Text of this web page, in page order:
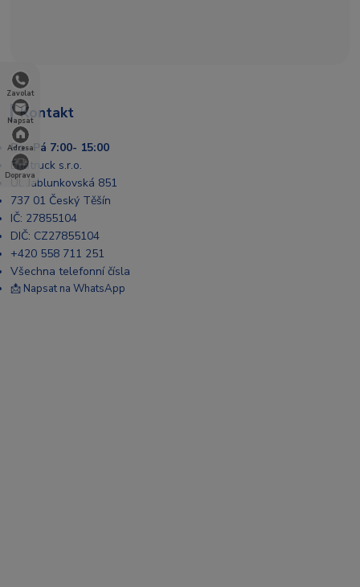
Zavolat
Napsat
Adresa
Doprava
Kontakt
Po- Pá 7:00- 15:00
Enatruck s.r.o.
Ul. Jablunkovská 851
737 01 Český Těšín
IČ: 27855104
DIČ: CZ27855104
+420 558 711 251
Všechna telefonní čísla
📩 Napsat na WhatsApp